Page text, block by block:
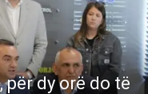
dy orë do të